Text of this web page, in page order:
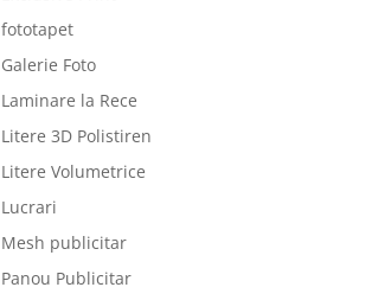
fototapet
Galerie Foto
Laminare la Rece
Litere 3D Polistiren
Litere Volumetrice
Lucrari
Mesh publicitar
Panou Publicitar